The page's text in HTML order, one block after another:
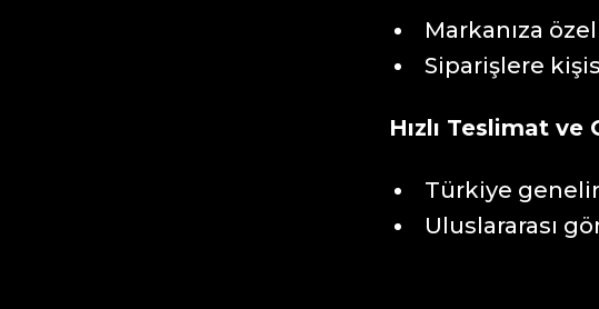
Markanıza
Siparişlere
Hızlı Teslimat ve
Türkiye
Uluslararası